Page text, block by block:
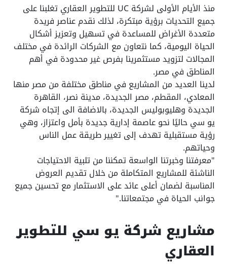
منذ الأيام الأولى لشركة UC للتطوير العقاري تغلبنا على
جميع التحديات برؤية مبتكرة، لذلك نقدم عناصر فريدة
متعددة الأغراض للمساعدة في تسهيل وتعزيز أشكال
الحياة اليومية، كما نتعاون مع الشركات الرائدة في مختلف
المجالات لتزويد مستثمرينا بفرص غير محدودة في أهم
المناطق في مصر.
لدينا العديد من المشاريع في مناطق مختلفة من مصر منها
المعادي، المقطم، مصر الجديدة، مدينة نصر، القاهرة
الجديدة وهليوبوليس الجديدة، بالاضافة الى إتجاه شركة
يو سي حاليًا نحو عاصمة إدارية جديدة بأمل واعتزاز، وهي
رؤية مستقبلية تهدف إلى تغيير طريقة عمل الناس
وحياتهم.
"معرفتنا وخبرتنا الواسعة تمكننا من تلبية الاحتياجات
الناشئة للمشاريع المتكاملة من خلال تقديم العروض
المناسبة لضمان أعلى عائد على الاستثمار مع تحسين جميع
جوانب الحياة في مجتمعاتنا."
مشاريع شركة يو سي للتطوير
العقاري